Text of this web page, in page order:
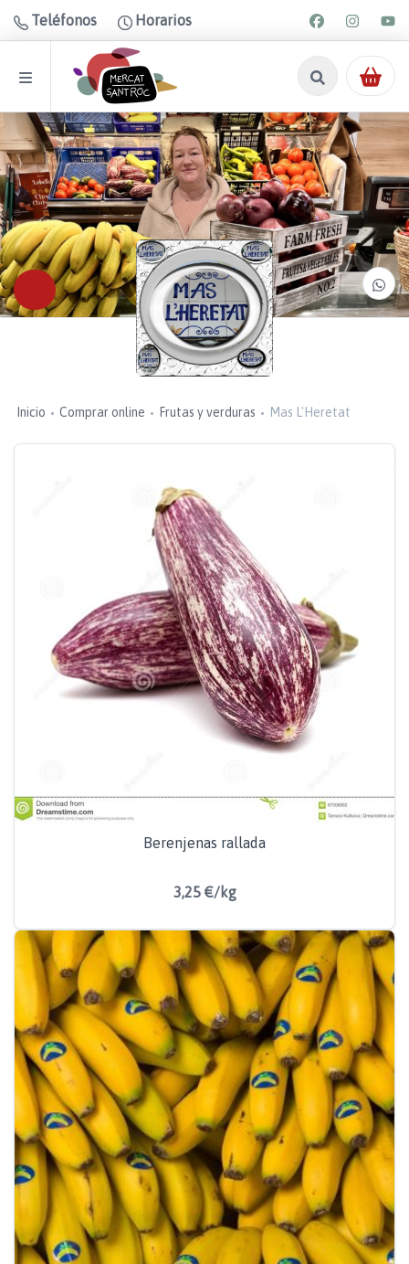
Teléfonos Horarios
Inicio Comprar online Frutas y verduras Mas L'Heretat
Berenjenas rallada
3,25 €/kg